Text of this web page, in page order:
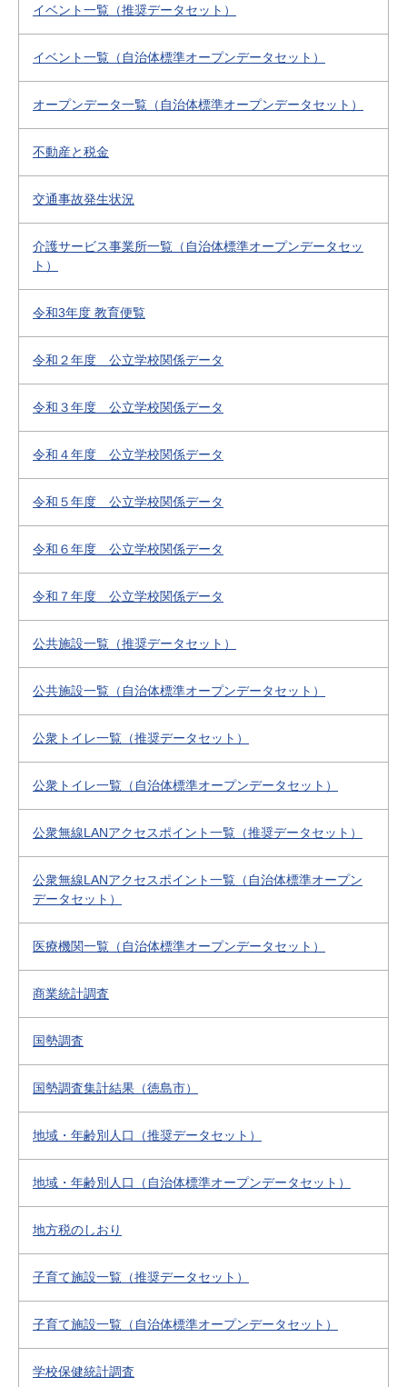
イベント一覧（推奨データセット）
イベント一覧（自治体標準オープンデータセット）
オープンデータ一覧（自治体標準オープンデータセット）
不動産と税金
交通事故発生状況
介護サービス事業所一覧（自治体標準オープンデータセッ
ト）
令和3年度 教育便覧
令和２年度 公立学校関係データ
令和３年度 公立学校関係データ
令和４年度 公立学校関係データ
令和５年度 公立学校関係データ
令和６年度 公立学校関係データ
令和７年度 公立学校関係データ
公共施設一覧（推奨データセット）
公共施設一覧（自治体標準オープンデータセット）
公衆トイレ一覧（推奨データセット）
公衆トイレ一覧（自治体標準オープンデータセット）
公衆無線LANアクセスポイント一覧（推奨データセット）
公衆無線LANアクセスポイント一覧（自治体標準オープン
データセット）
医療機関一覧（自治体標準オープンデータセット）
商業統計調査
国勢調査
国勢調査集計結果（徳島市）
地域・年齢別人口（推奨データセット）
地域・年齢別人口（自治体標準オープンデータセット）
地方税のしおり
子育て施設一覧（推奨データセット）
子育て施設一覧（自治体標準オープンデータセット）
学校保健統計調査